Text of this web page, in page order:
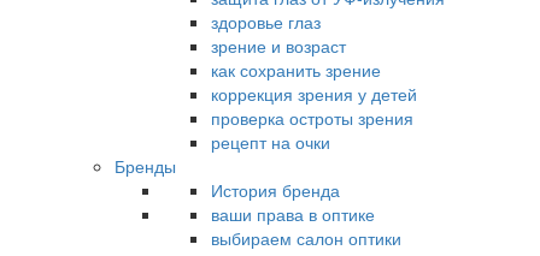
здоровье глаз
зрение и возраст
как сохранить зрение
коррекция зрения у детей
проверка остроты зрения
рецепт на очки
Бренды
История бренда
ваши права в оптике
выбираем салон оптики